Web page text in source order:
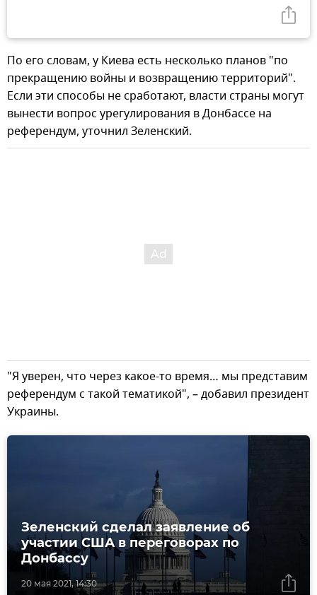
По его словам, у Киева есть несколько планов "по
прекращению войны и возвращению территорий".
Если эти способы не сработают, власти страны могут
вынести вопрос урегулирования в Донбассе на
референдум, уточнил Зеленский.
"Я уверен, что через какое-то время… мы представим
референдум с такой тематикой", – добавил президент
Украины.
20 мая 2021, 14:30
Зеленский сделал заявление об
участии США в переговорах по
Донбассу